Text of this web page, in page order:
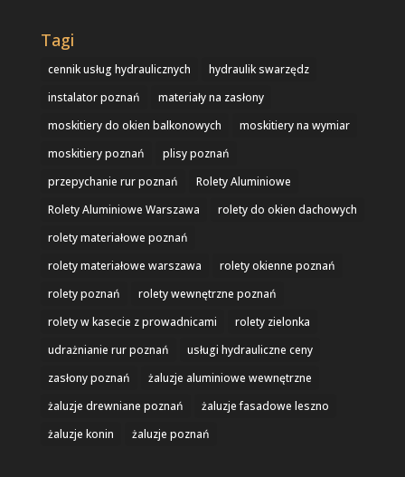
Tagi
cennik usług hydraulicznych
hydraulik swarzędz
instalator poznań
materiały na zasłony
moskitiery do okien balkonowych
moskitiery na wymiar
moskitiery poznań
plisy poznań
przepychanie rur poznań
Rolety Aluminiowe
Rolety Aluminiowe Warszawa
rolety do okien dachowych
rolety materiałowe poznań
rolety materiałowe warszawa
rolety okienne poznań
rolety poznań
rolety wewnętrzne poznań
rolety w kasecie z prowadnicami
rolety zielonka
udrażnianie rur poznań
usługi hydrauliczne ceny
zasłony poznań
żaluzje aluminiowe wewnętrzne
żaluzje drewniane poznań
żaluzje fasadowe leszno
żaluzje konin
żaluzje poznań